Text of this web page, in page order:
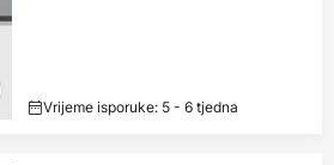
Vrijeme isporuke: 5 - 6 tjedna